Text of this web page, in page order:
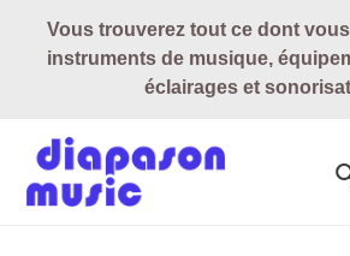
contenu
Vous trouverez tout ce dont
instruments de musique,
éclairages et